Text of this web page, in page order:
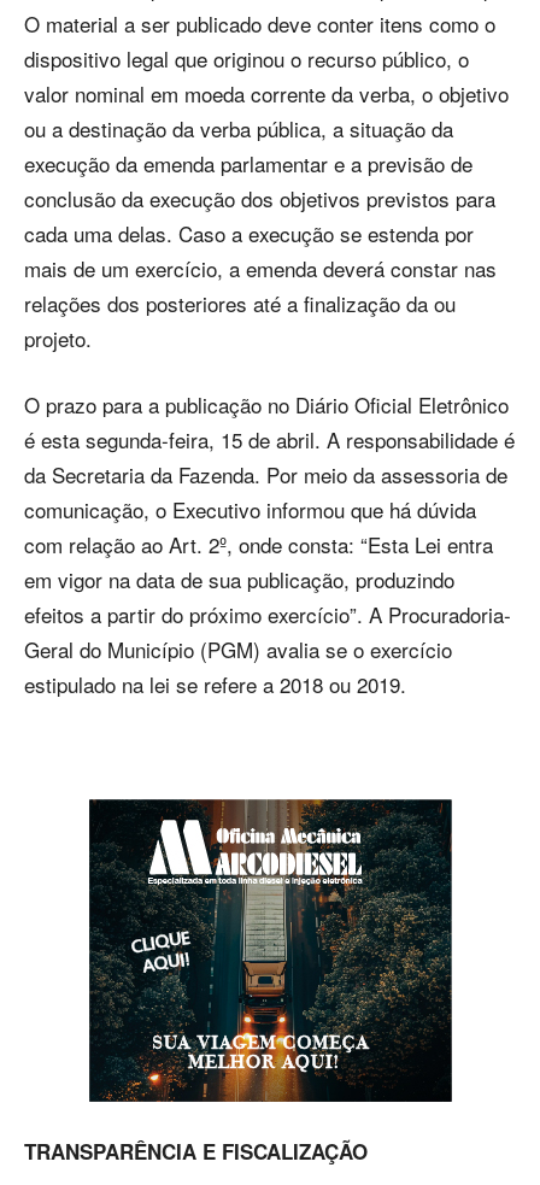
O material a ser publicado deve conter itens como o
dispositivo legal que originou o recurso público, o
valor nominal em moeda corrente da verba, o objetivo
ou a destinação da verba pública, a situação da
execução da emenda parlamentar e a previsão de
conclusão da execução dos objetivos previstos para
cada uma delas. Caso a execução se estenda por
mais de um exercício, a emenda deverá constar nas
relações dos posteriores até a finalização da ou
projeto.
O prazo para a publicação no Diário Oficial Eletrônico
é esta segunda-feira, 15 de abril. A responsabilidade é
da Secretaria da Fazenda. Por meio da assessoria de
comunicação, o Executivo informou que há dúvida
com relação ao Art. 2º, onde consta: “Esta Lei entra
em vigor na data de sua publicação, produzindo
efeitos a partir do próximo exercício”. A Procuradoria-
Geral do Município (PGM) avalia se o exercício
estipulado na lei se refere a 2018 ou 2019.
TRANSPARÊNCIA E FISCALIZAÇÃO